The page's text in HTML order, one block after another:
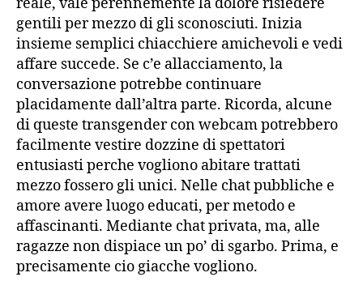
gentili per mezzo di gli sconosciuti. Inizia
insieme semplici chiacchiere amichevoli e vedi
affare succede. Se c’e allacciamento, la
conversazione potrebbe continuare
placidamente dall’altra parte. Ricorda, alcune
di queste transgender con webcam potrebbero
facilmente vestire dozzine di spettatori
entusiasti perche vogliono abitare trattati
mezzo fossero gli unici. Nelle chat pubbliche e
amore avere luogo educati, per metodo e
affascinanti. Mediante chat privata, ma, alle
ragazze non dispiace un po’ di sgarbo. Prima, e
precisamente cio giacche vogliono.